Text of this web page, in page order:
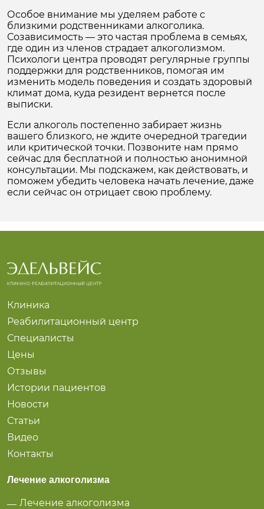
Особое внимание мы уделяем работе с
близкими родственниками алкоголика.
Созависимость — это частая проблема в семьях,
где один из членов страдает алкоголизмом.
Психологи центра проводят регулярные группы
поддержки для родственников, помогая им
изменить модель поведения и создать здоровый
климат дома, куда резидент вернется после
выписки.
Если алкоголь постепенно забирает жизнь
вашего близкого, не ждите очередной трагедии
или критической точки. Позвоните нам прямо
сейчас для бесплатной и полностью анонимной
консультации. Мы подскажем, как действовать, и
поможем убедить человека начать лечение, даже
если сейчас он отрицает свою проблему.
Клиника
Реабилитационный центр
Специалисты
Цены
Отзывы
Истории пациентов
Новости
Статьи
Видео
Контакты
Лечение алкоголизма
Лечение алкоголизма